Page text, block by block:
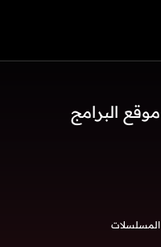
موقع البرامج
المسلسلات